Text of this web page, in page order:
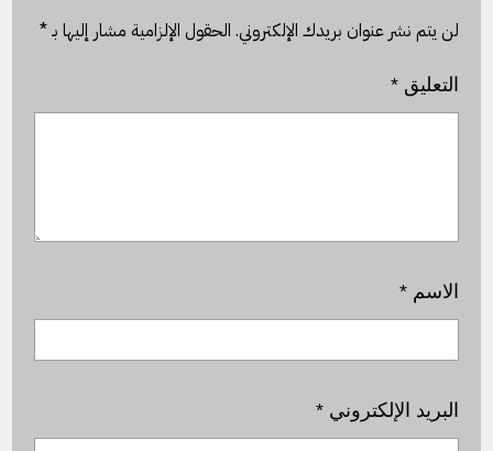
لن يتم نشر عنوان بريدك الإلكتروني. الحقول الإلزامية مشار إليها بـ*
التعليق*
الاسم*
البريد الإلكتروني*